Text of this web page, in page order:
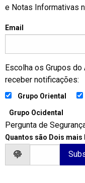
e Notas Informativas
Email
Escolha os Grupos
receber notificações:
Grupo Oriental
Grupo Ocidental
Pergunta de
Quantos são Dois mais